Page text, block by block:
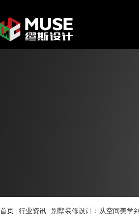
首页 - 行业资讯 - 别墅装修设计：从空间美学